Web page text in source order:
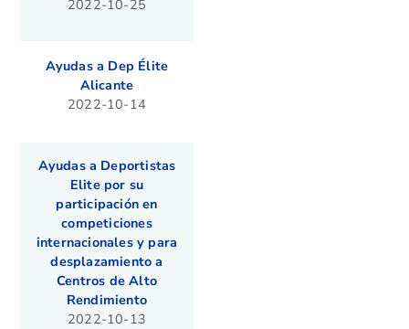
2022-10-25
Ayudas a Dep Élite
Alicante
2022-10-14
Ayudas a Deportistas
Elite por su
participación en
competiciones
internacionales y para
desplazamiento a
Centros de Alto
Rendimiento
2022-10-13